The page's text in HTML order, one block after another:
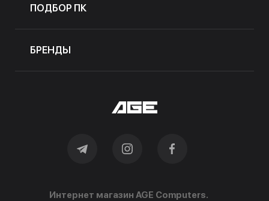
ПОДБОР ПК
БРЕНДЫ
Интернет магазин AGE Computers.